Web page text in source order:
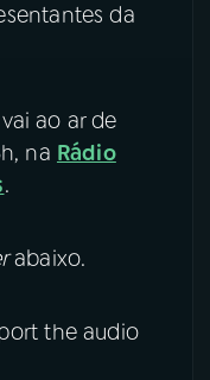
da
vai ao ar de
na Rádio
.
abaixo.
the audio